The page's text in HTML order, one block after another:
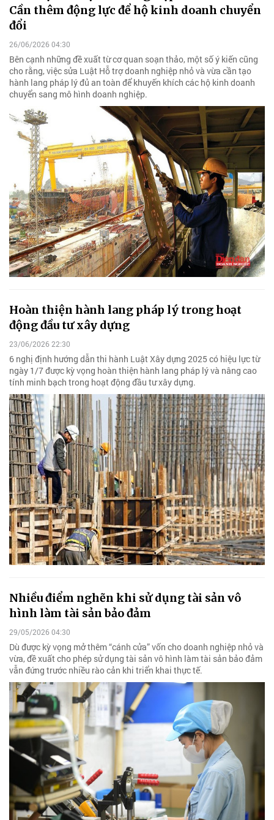
Cần thêm động lực để hộ kinh doanh chuyển
đổi
26/06/2026 04:30
Bên cạnh những đề xuất từ cơ quan soạn thảo, một số ý kiến cũng
cho rằng, việc sửa Luật Hỗ trợ doanh nghiệp nhỏ và vừa cần tạo
hành lang pháp lý đủ an toàn để khuyến khích các hộ kinh doanh
chuyển sang mô hình doanh nghiệp.
Hoàn thiện hành lang pháp lý trong hoạt
động đầu tư xây dựng
23/06/2026 22:30
6 nghị định hướng dẫn thi hành Luật Xây dựng 2025 có hiệu lực từ
ngày 1/7 được kỳ vọng hoàn thiện hành lang pháp lý và nâng cao
tính minh bạch trong hoạt động đầu tư xây dựng.
Nhiều điểm nghẽn khi sử dụng tài sản vô
hình làm tài sản bảo đảm
29/05/2026 04:30
Dù được kỳ vọng mở thêm “cánh cửa” vốn cho doanh nghiệp nhỏ và
vừa, đề xuất cho phép sử dụng tài sản vô hình làm tài sản bảo đảm
vẫn đứng trước nhiều rào cản khi triển khai thực tế.